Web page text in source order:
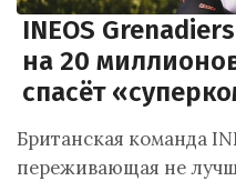
INEOS
на 20
спасёт
Британская команда
переживающая не